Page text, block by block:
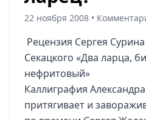
22 ноября 2008 •
Рецензия Сергея
Секацкого «Два ларца,
нефритовый»
Каллиграфия
притягивает и